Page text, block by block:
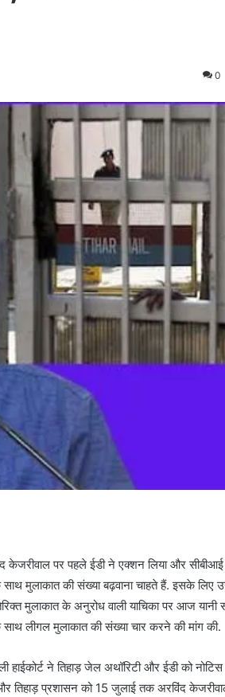
0
केजरीवाल पर पहले ईडी ने एक्शन लिया और
की संख्या बढ़वाना चाहते हैं. इसके लिए
मुलाकात के अनुरोध वाली याचिका पर आज यानी
लीगल मुलाकात की संख्या चार करने की मांग की.
हाईकोर्ट ने तिहाड़ जेल अथॉरिटी और ईडी को
तिहाड़ प्रशासन को 15 जुलाई तक अरविंद